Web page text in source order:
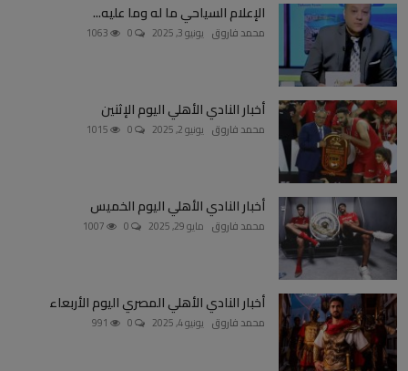
الإعلام السياحي ما له وما عليه...
محمد فاروق يونيو 3, 2025
أخبار النادي الأهلي اليوم الإثنين
محمد فاروق يونيو 2, 2025
أخبار النادي الأهلي اليوم الخميس
محمد فاروق مايو 29, 2025
أخبار النادي الأهلي المصري اليوم الأربعاء
محمد فاروق يونيو 4, 2025